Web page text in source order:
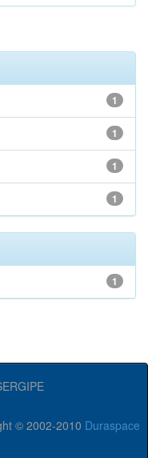
1
1
1
1
1
© 2002-2010 Duraspace